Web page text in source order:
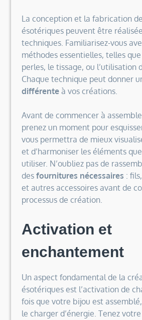
La conception et la fabrication
ésotériques peuvent être
techniques. Familiarisez-vous
méthodes essentielles, telles
perles, le tissage, ou l’utilisation
Chaque technique peut donner
différenteà vos créations.
Avant de commencer à
prenez un moment pour
vous permettra de mieux
et d’harmoniser les éléments
utiliser. N’oubliez pas de
des fournitures nécessaires :
et autres accessoires avant de
processus de création.
Activation et
enchantement
Un aspect fondamental de la
ésotériques est l’activation de
fois que votre bijou est
le charger d’énergie. Tenez